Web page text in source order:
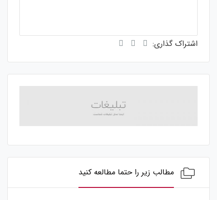
اشتراک گذاری:
مطالب زیر را حتما مطالعه کنید